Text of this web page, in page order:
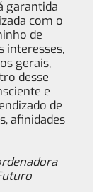
garantida
com o
de
interesses,
gerais,
desse
e
de
afinidades